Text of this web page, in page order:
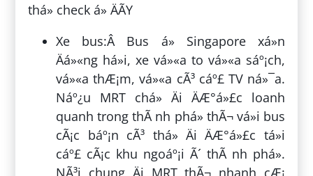
thá» check á» ÄÃY
Xe bus:Â Bus á» Singapore xá»n
Äá»«ng há»i, xe vá»«a to vá»«a sáº¡ch,
vá»«a thÆ¡m, vá»«a cÃ³ cáº£ TV ná»¯a.
Náº¿u MRT chá» Äi ÄÆ°á»£c loanh
quanh trong thÃ nh phá» thÃ¬ vá»i bus
cÃ¡c báº¡n cÃ³ thá» Äi ÄÆ°á»£c tá»i
cáº£ cÃ¡c khu ngoáº¡i Ã´ thÃ nh phá».
NÃ³i chung Äi MRT thÃ¬ nhanh cÆ¡